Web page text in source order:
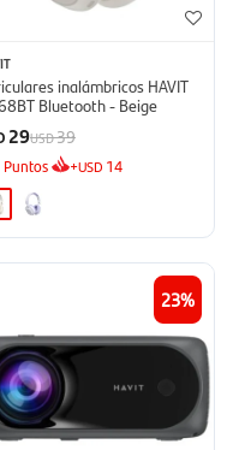
inalámbricos HAVIT
Bluetooth - Beige
29USD39
Puntos +USD 14
23